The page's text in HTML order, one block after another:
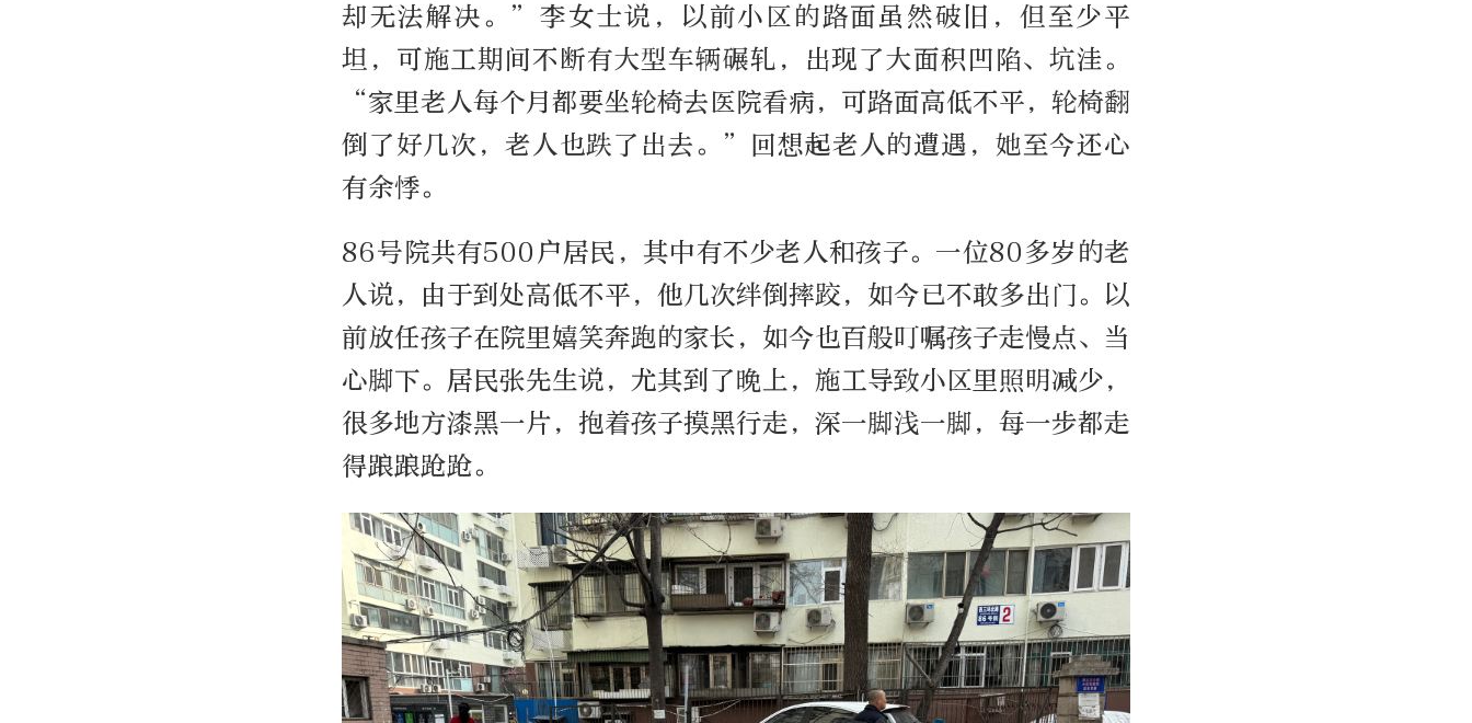
却无法解决。”李女士说，以前小区的路面虽然破旧，但至少平
坦，可施工期间不断有大型车辆碾轧，出现了大面积凹陷、坑洼。
“家里老人每个月都要坐轮椅去医院看病，可路面高低不平，轮椅翻
倒了好几次，老人也跌了出去。”回想起老人的遭遇，她至今还心
有余悸。
86号院共有500户居民，其中有不少老人和孩子。一位80多岁的老
人说，由于到处高低不平，他几次绊倒摔跤，如今已不敢多出门。以
前放任孩子在院里嬉笑奔跑的家长，如今也百般叮嘱孩子走慢点、当
心脚下。居民张先生说，尤其到了晚上，施工导致小区里照明减少，
很多地方漆黑一片，抱着孩子摸黑行走，深一脚浅一脚，每一步都走
得踉踉跄跄。